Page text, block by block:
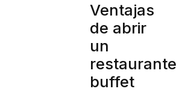
Ventajas
de abrir
un
restaurante
buffet